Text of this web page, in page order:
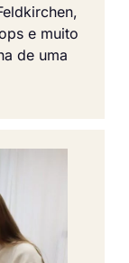
e muito
de uma